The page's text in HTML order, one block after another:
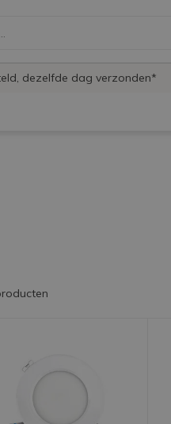
dezelfde dag verzonden*